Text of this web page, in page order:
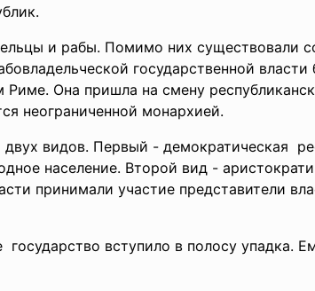
и рабы. Помимо них существовали
государственной
Она пришла на смену
неограниченной монархией.
видов. Первый - демократическая
население. Второй вид -
принимали участие представители
вступило в полосу упадка.